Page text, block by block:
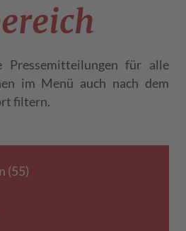
für alle
im Menü auch nach dem
filtern.
(55)